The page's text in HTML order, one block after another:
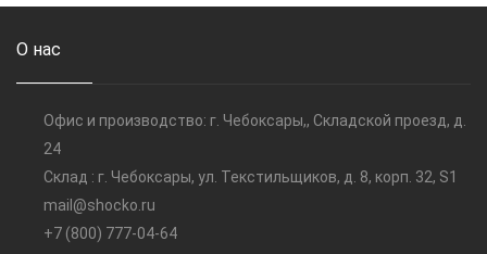
О нас
Офис и производство: г. Чебоксары,, Складской проезд, д.
24
Склад : г. Чебоксары, ул. Текстильщиков, д. 8, корп. 32, S1
mail@shocko.ru
+7 (800) 777-04-64